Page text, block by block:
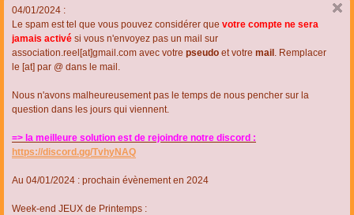
04/01/2024 :
Le spam est tel que vous pouvez considérer que votre compte ne sera
jamais activé si vous n'envoyez pas un mail sur
association.reel[at]gmail.com avec votre pseudo et votre mail . Remplacer
le [at] par @ dans le mail.
Nous n'avons malheureusement pas le temps de nous pencher sur la
question dans les jours qui viennent.
=> la meilleure solution est de rejoindre notre discord :
https://discord.gg/TvhyNAQ
Au 04/01/2024 : prochain évènement en 2024
Week-end JEUX de Printemps :